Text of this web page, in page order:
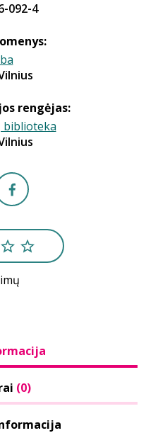
092-4
rengėjas:
biblioteka
(0)